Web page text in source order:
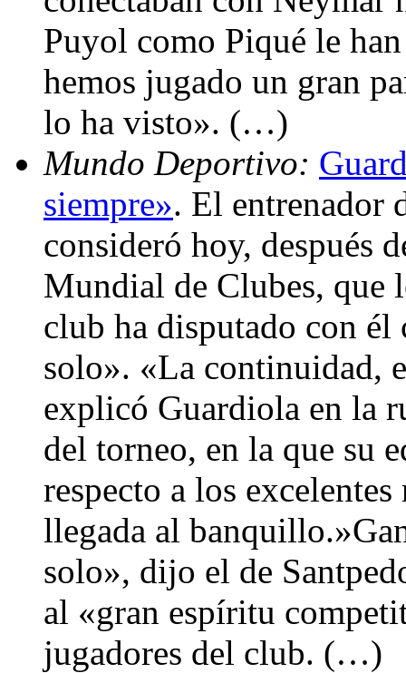
Puyol como Piqué le
hemos jugado un gran
lo ha visto». (…)
Mundo Deportivo:
siempre». El entrenador
consideró hoy, después
Mundial de Clubes, que
club ha disputado con
solo». «La continuidad,
explicó Guardiola en la
del torneo, en la que su
respecto a los
llegada al
solo», dijo el de
al «gran espíritu
jugadores del club. (…)